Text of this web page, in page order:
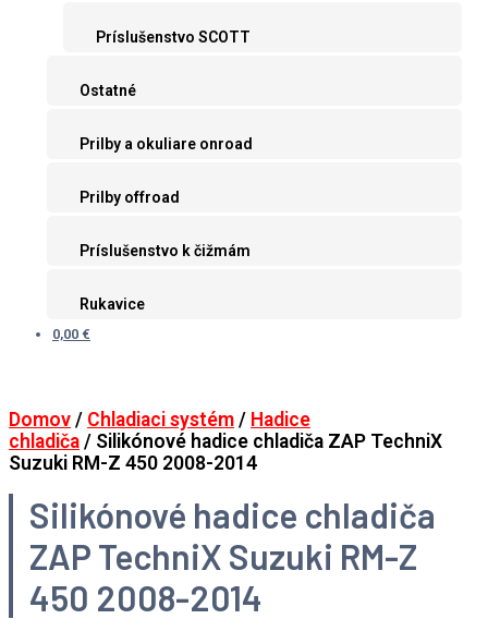
Príslušenstvo SCOTT
Ostatné
Prilby a okuliare onroad
Prilby offroad
Príslušenstvo k čižmám
Rukavice
0,00 €
Domov / Chladiaci systém / Hadice
chladiča / Silikónové hadice chladiča ZAP TechniX
Suzuki RM-Z 450 2008-2014
Silikónové hadice chladiča
ZAP TechniX Suzuki RM-Z
450 2008-2014